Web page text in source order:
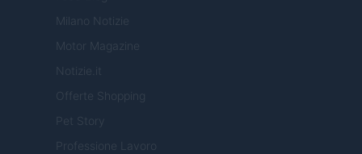
Milano Notizie
Motor Magazine
Notizie.it
Offerte Shopping
Pet Story
Professione Lavoro